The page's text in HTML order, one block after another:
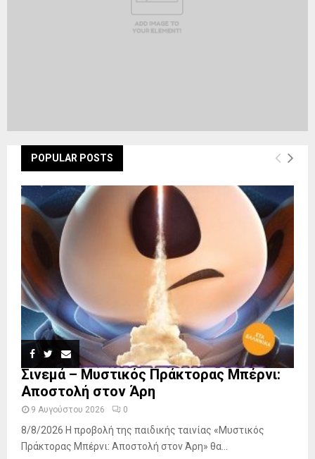
POPULAR POSTS
Σινεμά – Μυστικός Πράκτορας Μπέρνι:
Αποστολή στον Άρη
9 Αυγούστου 2026 0
8/8/2026 Η προβολή της παιδικής ταινίας «Μυστικός
Πράκτορας Μπέρνι: Αποστολή στον Άρη» θα...